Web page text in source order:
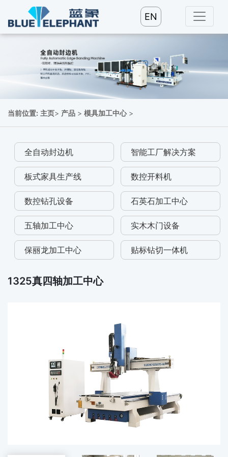
EN
当前位置: 主页> 产品 > 模具加工中心>
全自动封边机 智能工厂解决方案
板式家具生产线 数控开料机
数控钻孔设备 石英石加工中心
五轴加工中心 实木木门设备
保丽龙加工中心 贴标钻切一体机
1325真四轴加工中心